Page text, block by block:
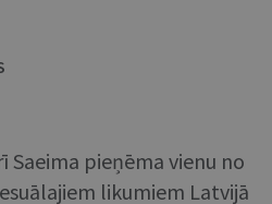
Saeima pieņēma vienu no
likumiem Latvijā